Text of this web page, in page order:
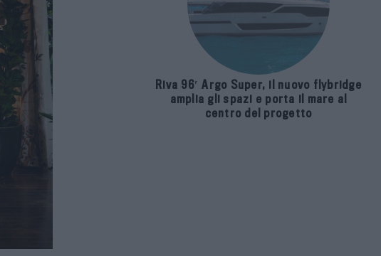
Riva 96′ Argo Super, il nuovo flybridge
amplia gli spazi e porta il mare al
centro del progetto